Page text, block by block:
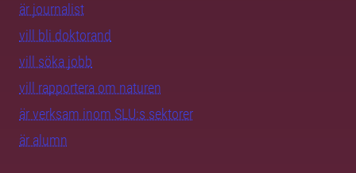
är journalist
vill bli doktorand
vill söka jobb
vill rapportera om naturen
är verksam inom SLU:s sektorer
är alumn